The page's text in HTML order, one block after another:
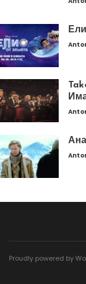
Proudly powered by